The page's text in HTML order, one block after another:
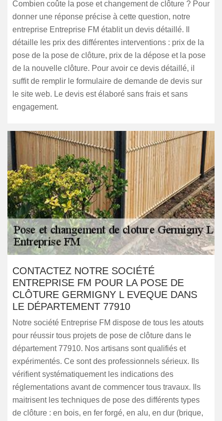
Combien coûte la pose et changement de clôture ? Pour
donner une réponse précise à cette question, notre
entreprise Entreprise FM établit un devis détaillé. Il
détaille les prix des différentes interventions : prix de la
pose de la pose de clôture, prix de la dépose et la pose
de la nouvelle clôture. Pour avoir ce devis détaillé, il
suffit de remplir le formulaire de demande de devis sur
le site web. Le devis est élaboré sans frais et sans
engagement.
CONTACTEZ NOTRE SOCIÉTÉ
ENTREPRISE FM POUR LA POSE DE
CLÔTURE GERMIGNY L EVEQUE DANS
LE DÉPARTEMENT 77910
Notre société Entreprise FM dispose de tous les atouts
pour réussir tous projets de pose de clôture dans le
département 77910. Nos artisans sont qualifiés et
expérimentés. Ce sont des professionnels sérieux. Ils
vérifient systématiquement les indications des
réglementations avant de commencer tous travaux. Ils
maitrisent les techniques de pose des différents types
de clôture : en bois, en fer forgé, en alu, en dur (brique,